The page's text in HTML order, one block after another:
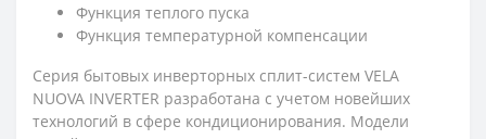
Функция теплого пуска
Функция температурной компенсации
Серия бытовых инверторных сплит-систем VELA
NUOVA INVERTER разработана с учетом новейших
технологий в сфере кондиционирования. Модели